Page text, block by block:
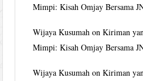
Mimpi: Kisah Omjay Bersama
Wijaya Kusumah onKiriman
Mimpi: Kisah Omjay Bersama
Wijaya Kusumah onKiriman